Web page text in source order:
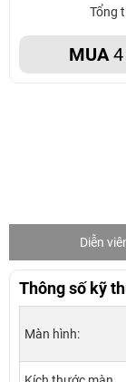
Tổng
MUA 4
Diễn
Thông số kỹ
Màn hình: